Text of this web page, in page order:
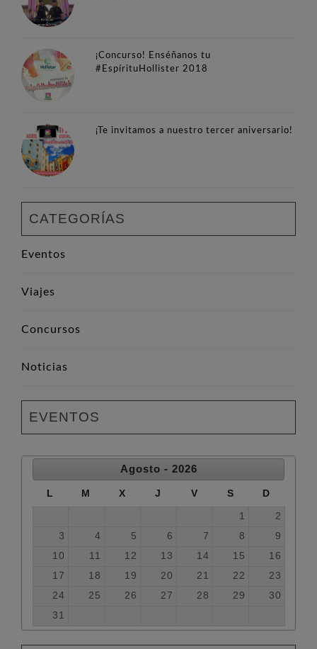
¡Concurso! Enséñanos tu
#EspírituHollister 2018
¡Te invitamos a nuestro tercer aniversario!
CATEGORÍAS
Eventos
Viajes
Concursos
Noticias
EVENTOS
Agosto - 2026
L M X J V S D
1
2
3
4 5 6 7 8
9
10
11 12 13 14 15
16
17
18 19 20 21 22
23
24
25 26 27 28 29
30
31